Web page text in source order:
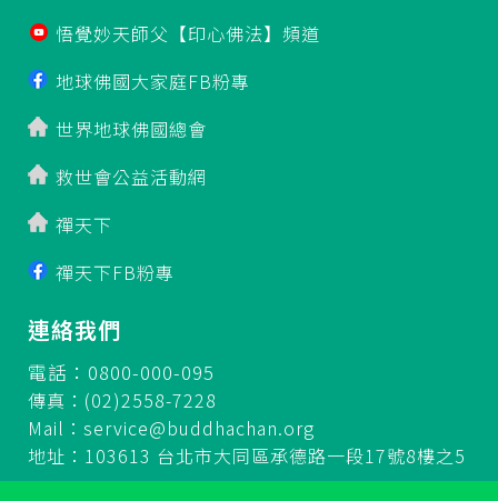
悟覺妙天師父【印心佛法】頻道
地球佛國大家庭FB粉專
世界地球佛國總會
救世會公益活動網
禪天下
禪天下FB粉專
連絡我們
電話：0800-000-095
傳真：(02)2558-7228
Mail： service@buddhachan.org
地址：103613 台北市大同區承德路一段17號8樓之5